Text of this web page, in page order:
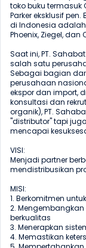
toko buku termasuk
Parker eksklusif
di Indonesia adalah
Phoenix, Ziegel, dan
Saat ini, PT.
salah satu
Sebagai bagian
perusahaan
ekspor dan import,
konsultasi dan
organik), PT.
"distributor" tapi
mencapai
VISI:
Menjadi partner
mendistribusikan
MISI:
1. Berkomitmen
2.
berkualitas
3. Menerapkan
4. Memastikan